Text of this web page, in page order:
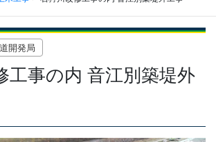
開発局
工事の内 音江別築堤外